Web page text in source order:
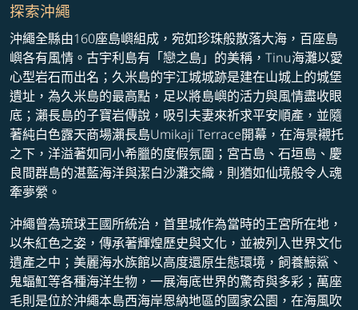
探索沖繩
沖繩全縣由160座島嶼組成，宛如珍珠般散落大海，百座島
嶼各有風情。古宇利島有「戀之島」的美稱，Tinu海灘以愛
心型岩石而出名；久米島的宇江城城跡是建在山城上的城堡
遺址，為久米島的最高點，足以將島嶼的活力與風情盡收眼
底；瀨長島的子寶岩傳說，吸引夫妻來祈求平安順產，並隨
著純白色露天商場瀨長島Umikaji Terrace開幕，在海景襯托
之下，洋溢著如同小希臘的度假氛圍；宮古島、石垣島、慶
良間群島的湛藍海洋與潔白沙灘交織，則猶如仙境般令人魂
牽夢縈。
沖繩曾為琉球王國所統治，首里城作為當時的王宮所在地，
以朱紅色之姿，傳承著輝煌歷史與文化，並被列入世界文化
遺產之中；美麗海水族館以高度還原生態環境，飼養鯨鯊、
鬼蝠魟等各種海洋生物，一展海底世界的驚奇與多彩；萬座
毛則是位於沖繩本島西海岸恩納地區的國家公園，在海風吹